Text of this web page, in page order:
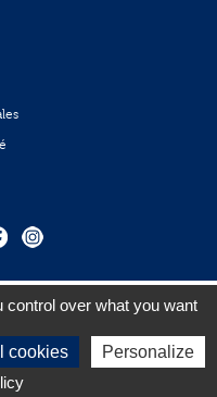
Budget
par Pixell
over what you want
cookies
Personalize